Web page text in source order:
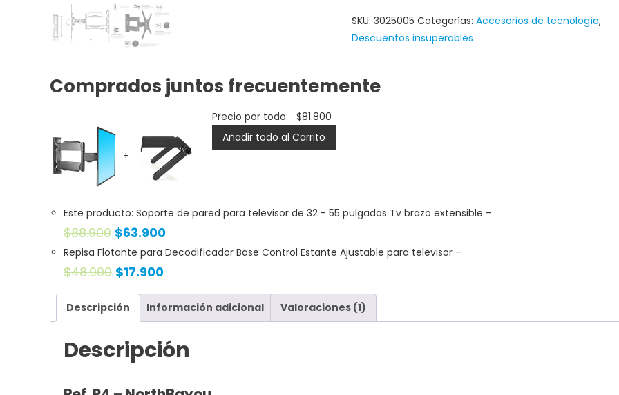
SKU: 3025005 Categorías: Accesorios de tecnología,
Descuentos insuperables
Comprados juntos frecuentemente
+
Precio por todo: $81.800
Añadir todo al Carrito
Este producto: Soporte de pared para televisor de 32 - 55 pulgadas Tv brazo extensible –
$88.900 $63.900
Repisa Flotante para Decodificador Base Control Estante Ajustable para televisor –
$48.900 $17.900
Descripción Información adicional Valoraciones (1)
Descripción